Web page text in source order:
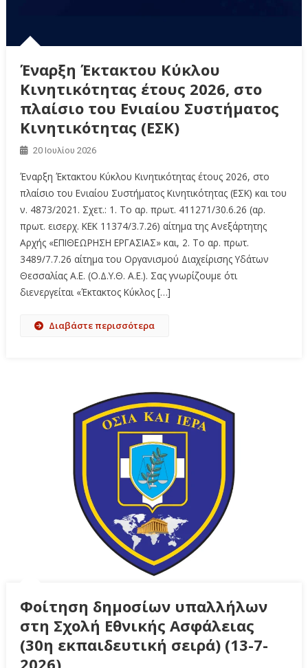
Έναρξη Έκτακτου Κύκλου
Κινητικότητας έτους 2026, στο
πλαίσιο του Ενιαίου Συστήματος
Κινητικότητας (ΕΣΚ)
20 Ιουλίου 2026
Έναρξη Έκτακτου Κύκλου Κινητικότητας έτους 2026, στο
πλαίσιο του Ενιαίου Συστήματος Κινητικότητας (ΕΣΚ) και του
ν. 4873/2021. Σχετ.: 1. Τo αρ. πρωτ. 411271/30.6.26 (αρ.
πρωτ. εισερχ. ΚΕΚ 11374/3.7.26) αίτημα της Ανεξάρτητης
Αρχής «ΕΠΙΘΕΩΡΗΣΗ ΕΡΓΑΣΙΑΣ» και, 2. Το αρ. πρωτ.
3489/7.7.26 αίτημα του Οργανισμού Διαχείρισης Υδάτων
Θεσσαλίας Α.Ε. (Ο.Δ.Υ.Θ. Α.Ε.). Σας γνωρίζουμε ότι
διενεργείται «Έκτακτος Κύκλος […]
Διαβάστε περισσότερα
Φοίτηση δημοσίων υπαλλήλων
στη Σχολή Εθνικής Ασφάλειας
(30η εκπαιδευτική σειρά) (13-7-